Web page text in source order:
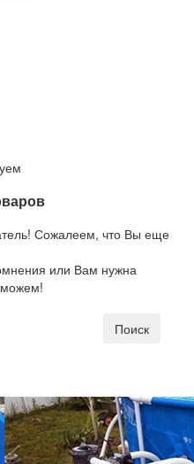
Сожалеем, что Вы еще
или Вам нужна
Поиск